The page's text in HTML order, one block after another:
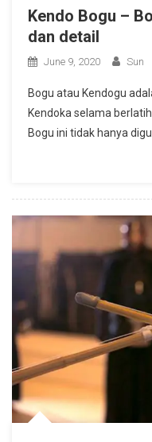
Kendo Bogu –
dan detail
June 9, 2020 Sun
Bogu atau Kendogu
Kendoka selama
Bogu ini tidak hanya